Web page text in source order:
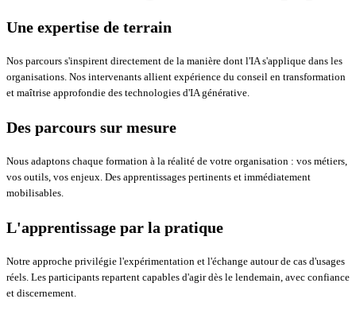
Une expertise de terrain
Nos parcours s'inspirent directement de la manière dont l'IA s'applique dans les
organisations. Nos intervenants allient expérience du conseil en transformation
et maîtrise approfondie des technologies d'IA générative.
Des parcours sur mesure
Nous adaptons chaque formation à la réalité de votre organisation : vos métiers,
vos outils, vos enjeux. Des apprentissages pertinents et immédiatement
mobilisables.
L'apprentissage par la pratique
Notre approche privilégie l'expérimentation et l'échange autour de cas d'usages
réels. Les participants repartent capables d'agir dès le lendemain, avec confiance
et discernement.